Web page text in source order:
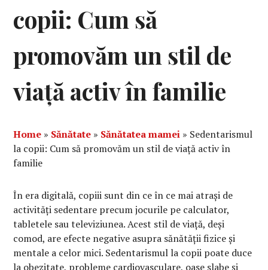
copii: Cum să
promovăm un stil de
viață activ în familie
Home » Sănătate » Sănătatea mamei » Sedentarismul
la copii: Cum să promovăm un stil de viață activ în
familie
În era digitală, copiii sunt din ce în ce mai atrași de
activități sedentare precum jocurile pe calculator,
tabletele sau televiziunea. Acest stil de viață, deși
comod, are efecte negative asupra sănătății fizice și
mentale a celor mici. Sedentarismul la copii poate duce
la obezitate, probleme cardiovasculare, oase slabe și